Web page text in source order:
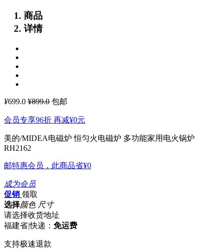
商品
详情
¥699.0 ¥899.0 包邮
会员专享96折 再减¥0元
美的/MIDEA电磁炉 恒匀火电磁炉 多功能家用电火锅炉
RH2162
邮特惠会员，此商品省¥0
成为会员
促销 领取
选择颜色 尺寸
请选择收货地址
福建省|快递： 免运费
支持极速退款